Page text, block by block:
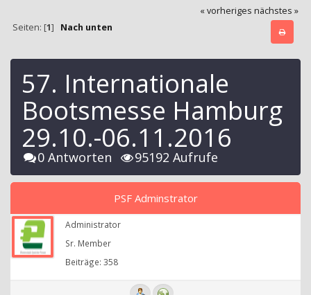
« vorheriges nächstes »
Seiten: [1] Nach unten
57. Internationale
Bootsmesse Hamburg
29.10.-06.11.2016
0 Antworten 95192 Aufrufe
PSF Adminstrator
Administrator
Sr. Member
Beiträge: 358